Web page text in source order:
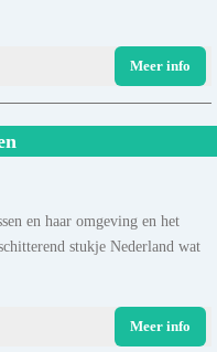
Meer info
en haar omgeving en het
stukje Nederland wat
Meer info